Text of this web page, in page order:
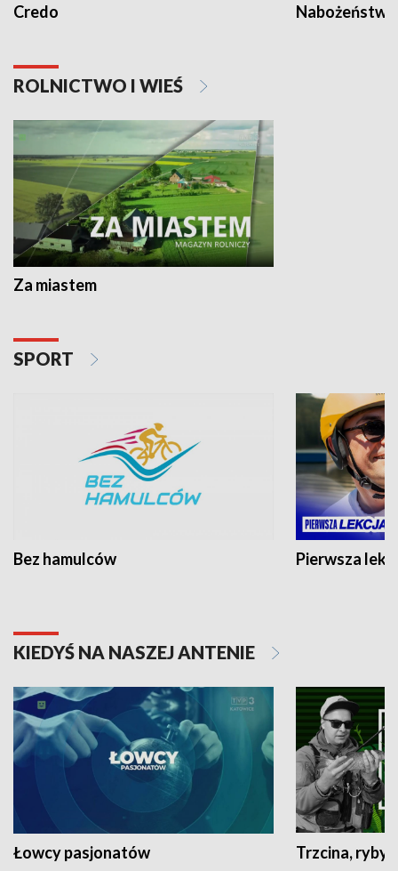
Credo
ROLNICTWO I WIEŚ
Za miastem
SPORT
Bez hamulców Pierwsza
KIEDYŚ NA NASZEJ ANTENIE
Łowcy pasjonatów Trzcina, ryby